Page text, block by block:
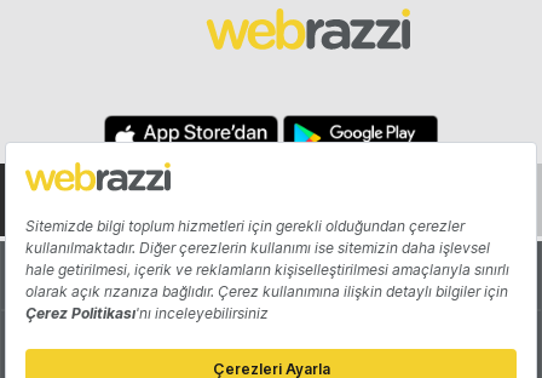
Hakkında Yazarlar
Katkıda Bulun Reklam